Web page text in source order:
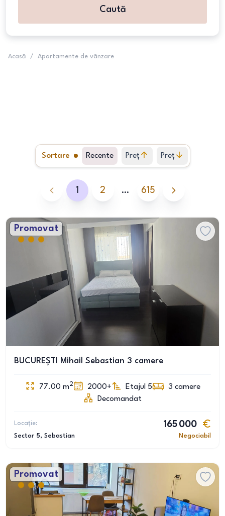
Caută
Acasă / Apartamente de vânzare
Sortare Recente Preț
crescător
Preț
descrescător
1 2 … 615
Promovat
BUCUREȘTI Mihail Sebastian 3 camere
77.00 m2 2000+ Etajul 5 3 camere
Decomandat
Locație:
Sector 5, Sebastian
165 000
Negociabil
Promovat